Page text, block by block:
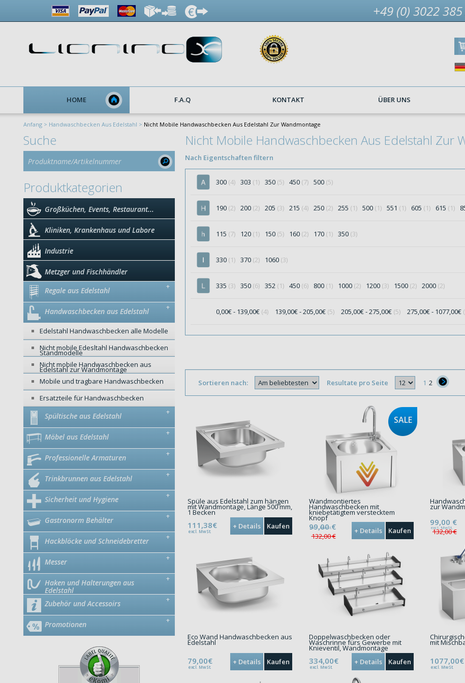
+49 (0) 3022
HOME F.A.Q KONTAKT ÜBER UNS
Anfang > Handwaschbecken Aus Edelstahl > Nicht Mobile Handwaschbecken Aus Edelstahl Zur Wandmontage
Suche
Produktkategorien
Großküchen, Events, Restaurant...
Kliniken, Krankenhaus und Labore
Industrie
Metzger und Fischhändler
+
Regale aus Edelstahl
+
Handwaschbecken aus Edelstahl
Edelstahl Handwaschbecken alle Modelle
Nicht mobile Edesltahl Handwaschbecken
Standmodelle
Nicht mobile Handwaschbecken aus
Edelstahl zur Wandmontage
Mobile und tragbare Handwaschbecken
Ersatzteile für Handwaschbecken
+
Spültische aus Edelstahl
+
Möbel aus Edelstahl
+
Professionelle Armaturen
+
Trinkbrunnen aus Edelstahl
+
Sicherheit und Hygiene
+
Gastronorm Behälter
+
Hackblöcke und Schneidebretter
+
Messer
+
Haken und Halterungen aus
Edelstahl
+
Zubehör und Accessoirs
+
Promotionen
Nicht Mobile Handwaschbecken Aus Edelstahl Zur
Nach Eigentschaften filtern
300 (4) 303 (1) 350 (5) 450 (7) 500 (5)
190 (2) 200 (2) 205 (3) 215 (4) 250 (2) 255 (1) 500 (1) 551 (1) 605 (1) 615 (1)
115 (7) 120 (1) 150 (5) 160 (2) 170 (1) 350 (3)
330 (1) 370 (2) 1060 (3)
335 (3) 350 (6) 352 (1) 450 (6) 800 (1) 1000 (2) 1200 (3) 1500 (2) 2000 (2)
0,00€ - 139,00€ (4) 139,00€ - 205,00€ (5) 205,00€ - 275,00€ (5) 275,00€ - 1077,00€
Sortieren nach: Resultate pro Seite 1 2
Spüle aus Edelstahl zum hängen
mit Wandmontage, Länge 500 mm,
1 Becken
111,38€
excl. MwSt.
Kaufen
+ Details
SALE
Wandmontiertes
Handwaschbecken mit
kniebetätigtem verstecktem
Knopf
99,00€
132,00 €
excl. MwSt. Kaufen
+ Details
zur
99,00 €
132,00 €
excl. MwSt.
Eco Wand Handwaschbecken aus
Edelstahl
79,00€
excl. MwSt.
Kaufen
+ Details
Doppelwaschbecken oder
Waschrinne fürs Gewerbe mit
Knieventil, Wandmontage
334,00€
excl. MwSt.
Kaufen
+ Details
mit
1077,00€
excl. MwSt.